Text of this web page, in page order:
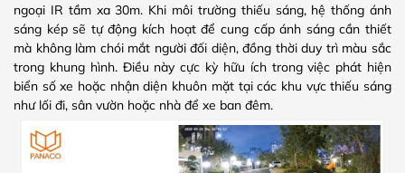
ngoại IR tầm xa 30m. Khi môi trường thiếu sáng, hệ thống ánh
sáng kép sẽ tự động kích hoạt để cung cấp ánh sáng cần thiết
mà không làm chói mắt người đối diện, đồng thời duy trì màu sắc
trong khung hình. Điều này cực kỳ hữu ích trong việc phát hiện
biển số xe hoặc nhận diện khuôn mặt tại các khu vực thiếu sáng
như lối đi, sân vườn hoặc nhà để xe ban đêm.